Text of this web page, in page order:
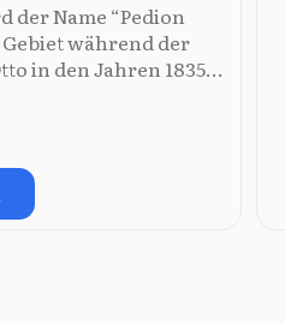
der Name “Pedion
während der
in den Jahren 1835...